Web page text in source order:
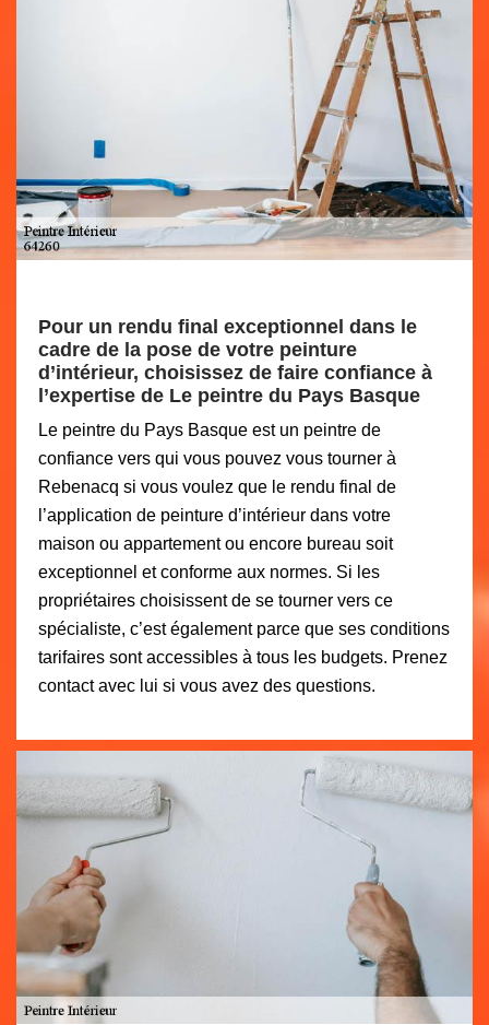
Pour un rendu final exceptionnel dans le
cadre de la pose de votre peinture
d’intérieur, choisissez de faire confiance à
l’expertise de Le peintre du Pays Basque
Le peintre du Pays Basque est un peintre de
confiance vers qui vous pouvez vous tourner à
Rebenacq si vous voulez que le rendu final de
l’application de peinture d’intérieur dans votre
maison ou appartement ou encore bureau soit
exceptionnel et conforme aux normes. Si les
propriétaires choisissent de se tourner vers ce
spécialiste, c’est également parce que ses conditions
tarifaires sont accessibles à tous les budgets. Prenez
contact avec lui si vous avez des questions.